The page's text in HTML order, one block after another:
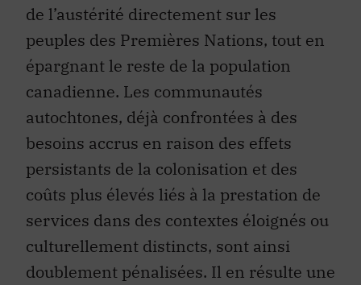
de l’austérité directement sur les
peuples des Premières Nations, tout en
épargnant le reste de la population
canadienne. Les communautés
autochtones, déjà confrontées à des
besoins accrus en raison des effets
persistants de la colonisation et des
coûts plus élevés liés à la prestation de
services dans des contextes éloignés ou
culturellement distincts, sont ainsi
doublement pénalisées. Il en résulte une